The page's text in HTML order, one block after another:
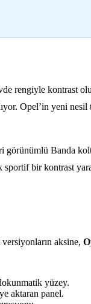
rengiyle
Opel’in yeni
Banda
bir kontrast
aksine,
yüzey.
aktaran panel.